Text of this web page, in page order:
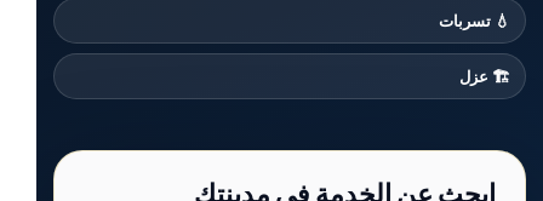
💧 تسربات
🏗️ عزل
ابحث عن الخدمة في مدينتك